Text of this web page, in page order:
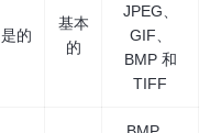
是的
基本
的
JPEG、
GIF、
BMP 和
TIFF